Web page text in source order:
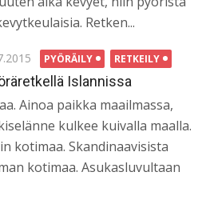
Retken...
PYÖRÄILY RETKEILY
Islannissa
Ainoa paikka maailmassa,
kulkee kuivalla maalla.
kotimaa. Skandinaavisista
kotimaa. Asukasluvultaan